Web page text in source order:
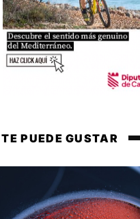
PUEDE GUSTAR